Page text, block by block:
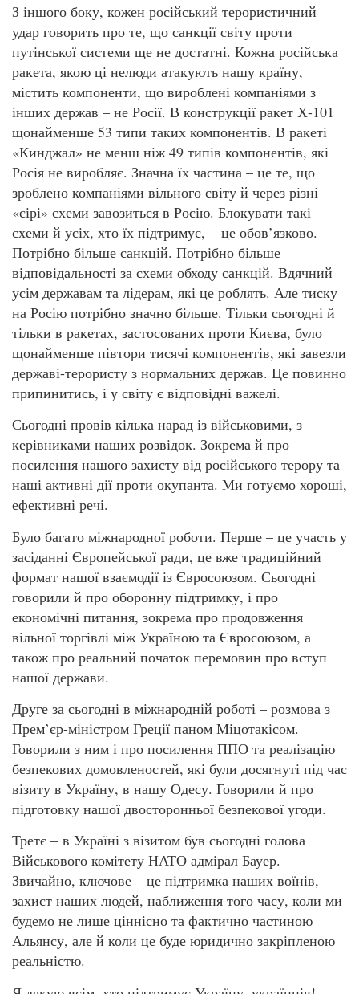
З іншого боку, кожен російський терористичний
удар говорить про те, що санкції світу проти
путінської системи ще не достатні. Кожна російська
ракета, якою ці нелюди атакують нашу країну,
містить компоненти, що вироблені компаніями з
інших держав – не Росії. В конструкції ракет Х-101
щонайменше 53 типи таких компонентів. В ракеті
«Кинджал» не менш ніж 49 типів компонентів, які
Росія не виробляє. Значна їх частина – це те, що
зроблено компаніями вільного світу й через різні
«сірі» схеми завозиться в Росію. Блокувати такі
схеми й усіх, хто їх підтримує, – це обов’язково.
Потрібно більше санкцій. Потрібно більше
відповідальності за схеми обходу санкцій. Вдячний
усім державам та лідерам, які це роблять. Але тиску
на Росію потрібно значно більше. Тільки сьогодні й
тільки в ракетах, застосованих проти Києва, було
щонайменше півтори тисячі компонентів, які завезли
державі-терористу з нормальних держав. Це повинно
припинитись, і у світу є відповідні важелі.
Сьогодні провів кілька нарад із військовими, з
керівниками наших розвідок. Зокрема й про
посилення нашого захисту від російського терору та
наші активні дії проти окупанта. Ми готуємо хороші,
ефективні речі.
Було багато міжнародної роботи. Перше – це участь у
засіданні Європейської ради, це вже традиційний
формат нашої взаємодії із Євросоюзом. Сьогодні
говорили й про оборонну підтримку, і про
економічні питання, зокрема про продовження
вільної торгівлі між Україною та Євросоюзом, а
також про реальний початок перемовин про вступ
нашої держави.
Друге за сьогодні в міжнародній роботі – розмова з
Прем’єр-міністром Греції паном Міцотакісом.
Говорили з ним і про посилення ППО та реалізацію
безпекових домовленостей, які були досягнуті під час
візиту в Україну, в нашу Одесу. Говорили й про
підготовку нашої двосторонньої безпекової угоди.
Третє – в Україні з візитом був сьогодні голова
Військового комітету НАТО адмірал Бауер.
Звичайно, ключове – це підтримка наших воїнів,
захист наших людей, наближення того часу, коли ми
будемо не лише ціннісно та фактично частиною
Альянсу, але й коли це буде юридично закріпленою
реальністю.